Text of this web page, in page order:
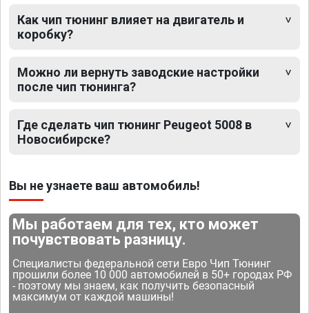
Как чип тюнинг влияет на двигатель и
коробку?
Можно ли вернуть заводские настройки
после чип тюнинга?
Где сделать чип тюнинг Peugeot 5008 в
Новосибирске?
Вы не узнаете ваш автомобиль!
Мы работаем для тех, кто может
почувствовать разницу.
Специалисты федеральной сети Евро Чип Тюнинг
прошили более 10 000 автомобилей в 50+ городах РФ
- поэтому мы знаем, как получить безопасный
максимум от каждой машины!